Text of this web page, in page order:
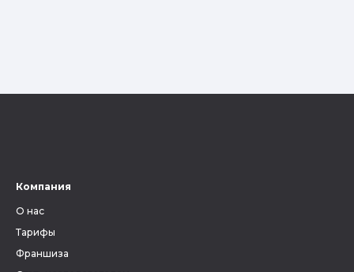
Компания
О нас
Тарифы
Франшиза